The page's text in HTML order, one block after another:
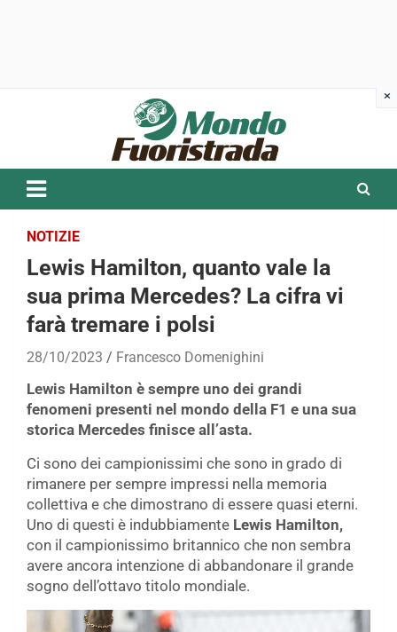
NOTIZIE
Lewis Hamilton, quanto vale la
sua prima Mercedes? La cifra vi
farà tremare i polsi
28/10/2023 Francesco Domenighini
Lewis Hamilton è sempre uno dei grandi
fenomeni presenti nel mondo della F1 e una sua
storica Mercedes finisce all’asta.
Ci sono dei campionissimi che sono in grado di
rimanere per sempre impressi nella memoria
collettiva e che dimostrano di essere quasi eterni.
Uno di questi è indubbiamente Lewis Hamilton,
con il campionissimo britannico che non sembra
avere ancora intenzione di abbandonare il grande
sogno dell’ottavo titolo mondiale.